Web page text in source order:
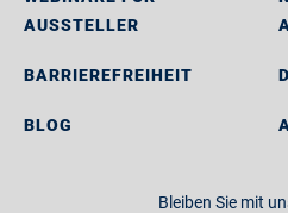
AUSSTELLER
BARRIEREFREIHEIT
BLOG
Bleiben Sie mit